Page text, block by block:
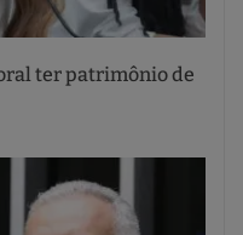
ter patrimônio de